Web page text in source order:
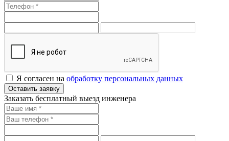
Я согласен на обработку персональных данных
Оставить заявку
Заказать бесплатный выезд инженера